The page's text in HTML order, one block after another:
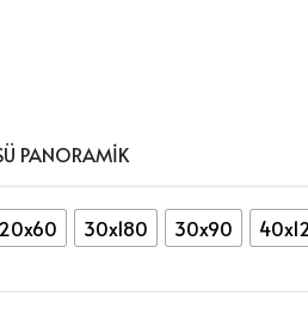
PANORAMIK
20x60 30x180 30x90